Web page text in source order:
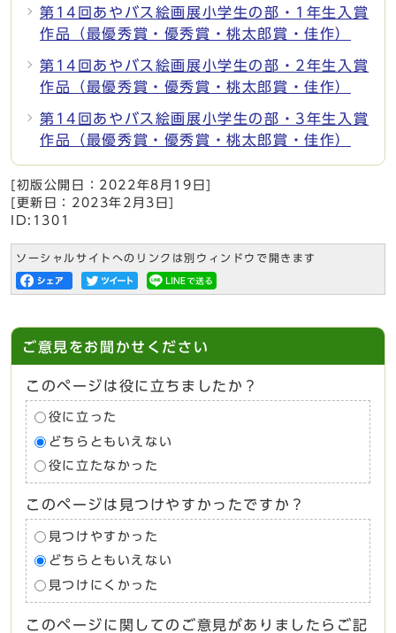
第14回あやバス絵画展小学生の部・1年生入賞
作品（最優秀賞・優秀賞・桃太郎賞・佳作）
第14回あやバス絵画展小学生の部・2年生入賞
作品（最優秀賞・優秀賞・桃太郎賞・佳作）
第14回あやバス絵画展小学生の部・3年生入賞
作品（最優秀賞・優秀賞・桃太郎賞・佳作）
[初版公開日： 2022年8月19日
[更新日： 2023年2月3日
ID:1301
ソーシャルサイトへのリンクは別ウィンドウで開きます
ご意見をお聞かせください
このページは役に立ちましたか？
役に立った
どちらともいえない
役に立たなかった
このページは見つけやすかったですか？
見つけやすかった
どちらともいえない
見つけにくかった
このページに関してのご意見がありましたらご記